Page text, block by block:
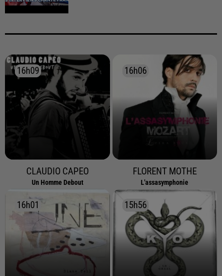
16h09
16h09
CLAUDIO CAPEO
Un Homme Debout
16h06
16h06
FLORENT MOTHE
L'assasymphonie
16h01
16h01 15h56
15h56